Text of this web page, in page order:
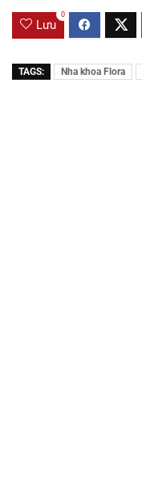
Lưu
0
TAGS: Nha khoa Flora